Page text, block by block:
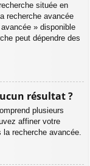
située en
recherche avancée
» disponible
peut dépendre des
résultat ?
plusieurs
affiner votre
recherche avancée.